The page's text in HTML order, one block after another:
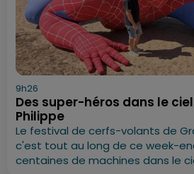
9h26
Des super-héros dans le
Philippe
Le festival de cerfs-volants de
c'est tout au long de ce week-
centaines de machines dans le